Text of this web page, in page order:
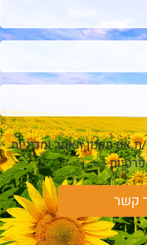
ת אתתקנון האתר ומדיניות